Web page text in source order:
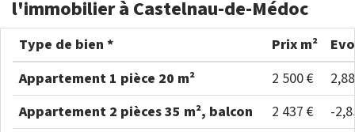
l'immobilier à Castelnau-de-Médoc
Type de bien * Prix m²
Appartement 1 pièce 20 m²
2 500 €
Appartement 2 pièces 35 m², balcon
2 437 €
-